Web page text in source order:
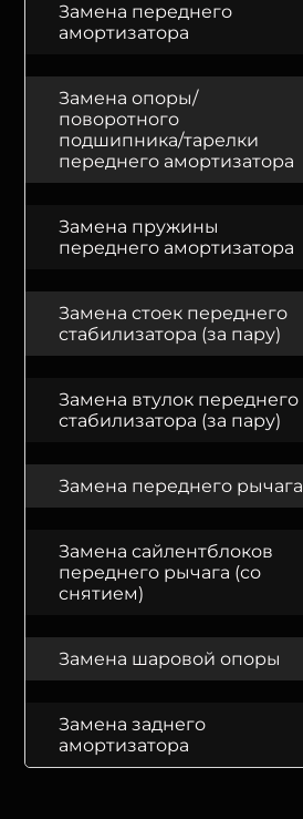
Замена переднего
амортизатора
Замена опоры/
поворотного
подшипника/тарелки
переднего амортизатора
Замена пружины
переднего амортизатора
Замена стоек переднего
стабилизатора (за пару)
Замена втулок переднего
стабилизатора (за пару)
Замена переднего рычага
Замена сайлентблоков
переднего рычага (со
снятием)
Замена шаровой опоры
Замена заднего
амортизатора